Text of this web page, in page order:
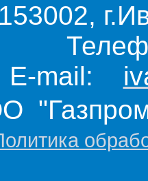
E-mail: